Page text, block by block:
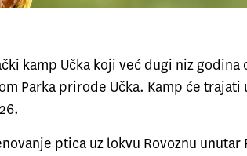
kamp Učka koji već dugi niz godina
Parka prirode Učka. Kamp će trajati
ptica uz lokvu Rovoznu unutar